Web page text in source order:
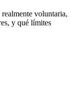
voluntaria,
y qué límites